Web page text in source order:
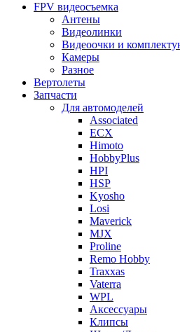
FPV видеосъемка
Антены
Видеолинки
Видеоочки и
Камеры
Разное
Вертолеты
Запчасти
Для автомоделей
Associated
ECX
Himoto
HobbyPlus
HPI
HSP
Kyosho
Losi
Maverick
MJX
Proline
Remo Hobby
Traxxas
Vaterra
WPL
Аксессуары
Клипсы